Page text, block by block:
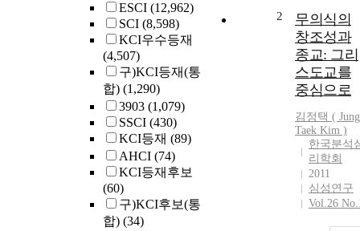
ESCI (12,962)
SCI (8,598)
KCI우수등재
(4,507)
구)KCI등재(통
합) (1,290)
3903 (1,079)
SSCI (430)
KCI등재 (89)
AHCI (74)
KCI등재후보
(60)
구)KCI후보(통
합) (34)
2
무의식의
창조성과
종교: 그리
스도교를
중심으로
김정택 ( Jung
Taek Kim )
한국분석
리학회
2011
심성연구
Vol.26